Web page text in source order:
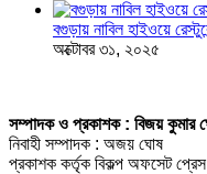
বগুড়ায় নাবিল হাইওয়ে
অক্টোবর ৩১, ২০২৫
সম্পাদক ও প্রকাশক : বিজয় কুমার
নিবাহী সম্পাদক : অজয় ঘোষ
প্রকাশক কর্তৃক বিকল্প অফসেট